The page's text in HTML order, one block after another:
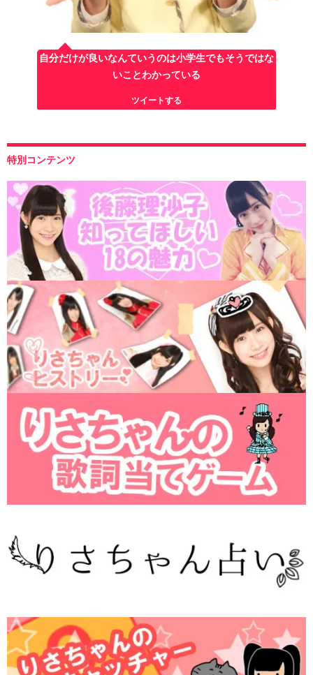
自分だけが良いなんていうのは小学生でもそうではな
いことわかっている
ツイートする
特別コンテンツ